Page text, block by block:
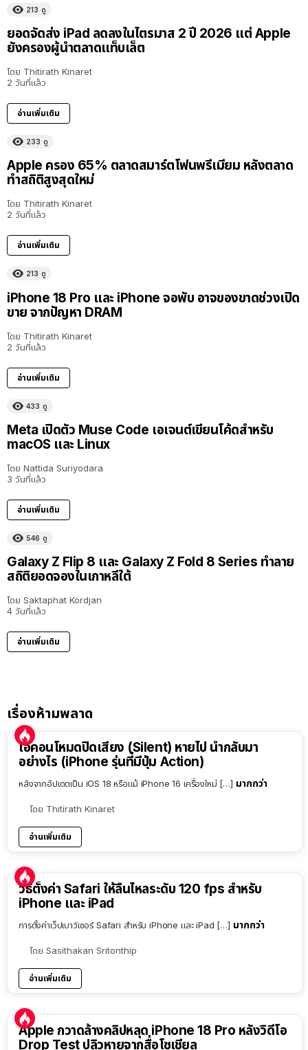
213 ดู
ยอดจัดส่ง iPad ลดลงในไตรมาส 2 ปี 2026 แต่ Apple
ยังครองผู้นำตลาดแท็บเล็ต
โดย Thitirath Kinaret
2 วันที่แล้ว
อ่านเพิ่มเติม
233 ดู
Apple ครอง 65% ตลาดสมาร์ตโฟนพรีเมียม หลังตลาด
ทำสถิติสูงสุดใหม่
โดย Thitirath Kinaret
2 วันที่แล้ว
อ่านเพิ่มเติม
213 ดู
iPhone 18 Pro และ iPhone จอพับ อาจของขาดช่วงเปิด
ขาย จากปัญหา DRAM
โดย Thitirath Kinaret
2 วันที่แล้ว
อ่านเพิ่มเติม
433 ดู
Meta เปิดตัว Muse Code เอเจนต์เขียนโค้ดสำหรับ
macOS และ Linux
โดย Nattida Suriyodara
3 วันที่แล้ว
อ่านเพิ่มเติม
546 ดู
Galaxy Z Flip 8 และ Galaxy Z Fold 8 Series ทำลาย
สถิติยอดจองในเกาหลีใต้
โดย Saktaphat Kordjan
4 วันที่แล้ว
อ่านเพิ่มเติม
เรื่องห้ามพลาด
ไอคอนโหมดปิดเสียง (Silent) หายไป นำกลับมา
อย่างไร (iPhone รุ่นที่มีปุ่ม Action)
หลังจากอัปเดตเป็น iOS 18 หรือแม้ iPhone 16 เครื่องใหม่ […] มากกว่า
โดย Thitirath Kinaret
อ่านเพิ่มเติม
วิธีตั้งค่า Safari ให้ลื่นไหลระดับ 120 fps สำหรับ
iPhone และ iPad
การตั้งค่าเว็ปเบาว์เซอร์ Safari สำหรับ iPhone และ iPad […] มากกว่า
โดย Sasithakan Sritonthip
อ่านเพิ่มเติม
Apple กวาดล้างคลิปหลุด iPhone 18 Pro หลังวิดีโอ
Drop Test ปลิวหายจากสื่อโซเชียล